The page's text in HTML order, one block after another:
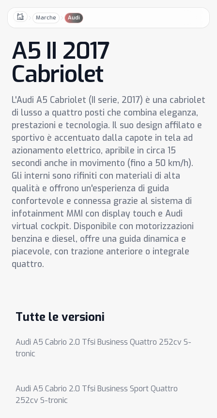
HomeMarche Audi
A5 II 2017
Cabriolet
L'Audi A5 Cabriolet (II serie, 2017) è una cabriolet
di lusso a quattro posti che combina eleganza,
prestazioni e tecnologia. Il suo design affilato e
sportivo è accentuato dalla capote in tela ad
azionamento elettrico, apribile in circa 15
secondi anche in movimento (fino a 50 km/h).
Gli interni sono rifiniti con materiali di alta
qualità e offrono un'esperienza di guida
confortevole e connessa grazie al sistema di
infotainment MMI con display touch e Audi
virtual cockpit. Disponibile con motorizzazioni
benzina e diesel, offre una guida dinamica e
piacevole, con trazione anteriore o integrale
quattro.
Tutte le versioni
Audi A5 Cabrio 2.0 Tfsi Business Quattro 252cv S-
tronic
Audi A5 Cabrio 2.0 Tfsi Business Sport Quattro
252cv S-tronic